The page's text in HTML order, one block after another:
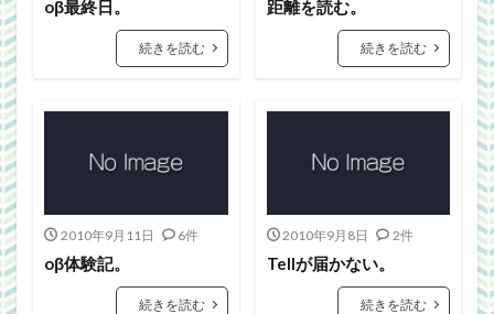
oβ最終日。
続きを読む
距離を読む。
続きを読む
2010年9月11日 6件
oβ体験記。
続きを読む
2010年9月8日 2件
Tellが届かない。
続きを読む